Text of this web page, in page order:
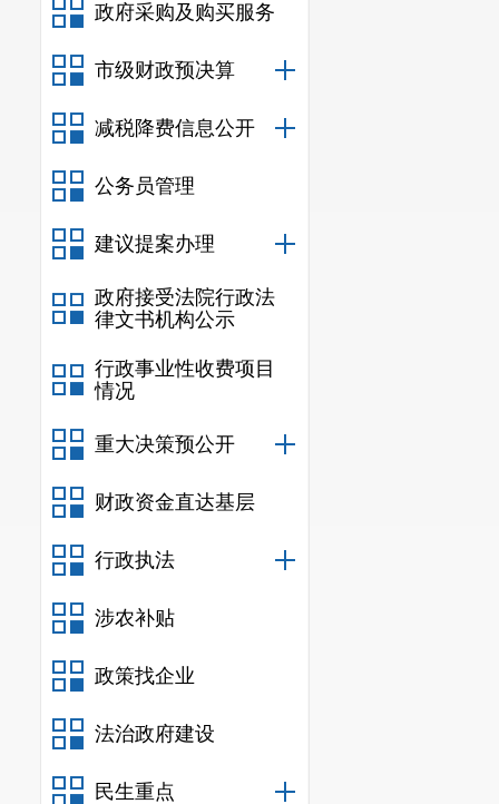
政府采购及购买服务
市级财政预决算
减税降费信息公开
公务员管理
建议提案办理
政府接受法院行政法
律文书机构公示
行政事业性收费项目
情况
重大决策预公开
财政资金直达基层
行政执法
涉农补贴
政策找企业
法治政府建设
民生重点